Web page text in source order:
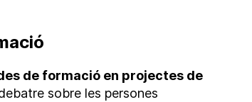
de formació en projectes de
sobre les persones